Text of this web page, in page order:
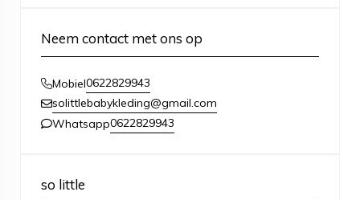
Neem contact met ons op
Mobiel0622829943
solittlebabykleding@gmail.com
Whatsapp0622829943
so little